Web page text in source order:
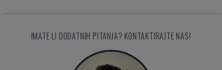
IMATE LI DODATNIH PITANJA? KONTAKTIRAJTE NAS!